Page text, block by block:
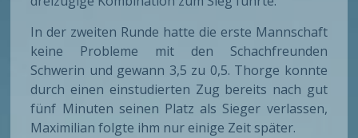
In der zweiten Runde hatte die erste Mannschaft
keine Probleme mit den Schachfreunden
Schwerin und gewann 3,5 zu 0,5. Thorge konnte
durch einen einstudierten Zug bereits nach gut
fünf Minuten seinen Platz als Sieger verlassen,
Maximilian folgte ihm nur einige Zeit später.